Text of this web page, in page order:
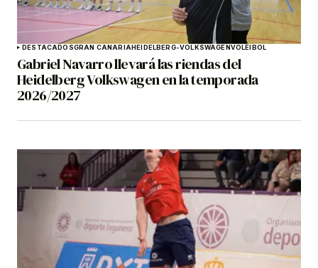
DESTACADOSGRAN CANARIAHEIDELBERG-VOLKSWAGENVOLEIBOL
Gabriel Navarro llevará las riendas del
Heidelberg Volkswagen en la temporada
2026/2027